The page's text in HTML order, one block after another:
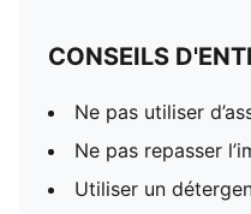
CONSEILS
Ne pas utiliser
Ne pas repasser
Utiliser un